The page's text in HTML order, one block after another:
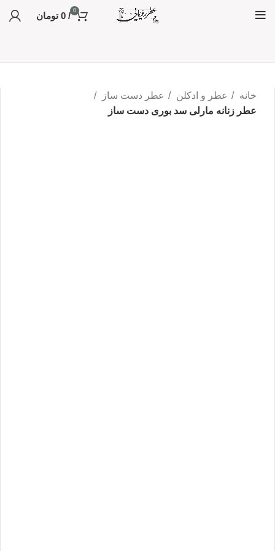
0
/
0 تومان
خانه عطر و ادکلن
عطر دست ساز
عطر زنانه مارلی سد بوری دست ساز